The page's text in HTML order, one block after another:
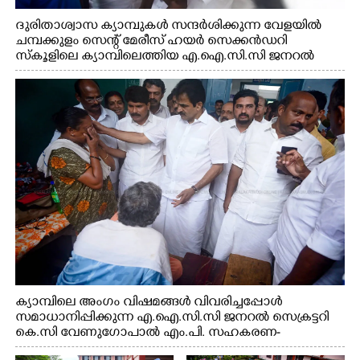
ദുരിതാശ്വാസ ക്യാമ്പുകൾ സന്ദർശിക്കുന്ന വേളയിൽ
ചമ്പക്കുളം സെന്റ് മേരീസ് ഹയർ സെക്കൻഡറി
സ്കൂളിലെ ക്യാമ്പിലെത്തിയ എ.ഐ.സി.സി ജനറൽ
സെക്രട്ടറി കെ.സി വേണുഗോപാൽ എം.പി കുരുന്നിനെ
എടുത്ത് ലാളിച്ചപ്പോൾ. സഹകരണ-എക്സൈസ്
വകുപ്പ് മന്ത്രി എം. ലിജു, കൃഷിവകുപ്പ് മന്ത്രി ടി. സിദ്ദിഖ്,
റെജി ചെറിയാൻ എം. എൽ. എ എന്നിവർ സമീപം
ക്യാമ്പിലെ അംഗം വിഷമങ്ങൾ വിവരിച്ചപ്പോൾ
സമാധാനിപ്പിക്കുന്ന എ.ഐ.സി.സി ജനറൽ സെക്രട്ടറി
കെ.സി വേണുഗോപാൽ എം.പി. സഹകരണ-
എക്സൈസ് വകുപ്പ് മന്ത്രി എം. ലിജു, എന്നിവർ